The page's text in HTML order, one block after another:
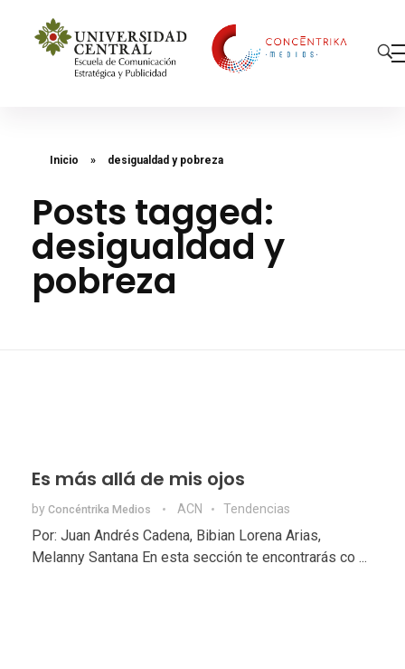
Inicio » desigualdad y pobreza
Posts tagged:
desigualdad y
pobreza
Es más allá de mis ojos
by Concéntrika Medios ACN Tendencias
Por: Juan Andrés Cadena, Bibian Lorena Arias,
Melanny Santana En esta sección te encontrarás co ...